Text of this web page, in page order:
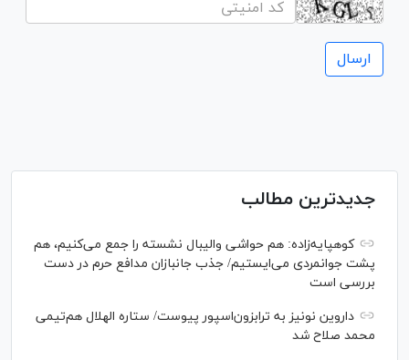
جدیدترین مطالب
کوهپایه‌زاده: هم حواشی والیبال نشسته را جمع می‌کنیم، هم
پشت جوانمردی می‌ایستیم/ جذب جانبازان مدافع حرم در دست
بررسی است
داروین نونیز به ترابزون‌اسپور پیوست/ ستاره الهلال هم‌تیمی
محمد صلاح شد